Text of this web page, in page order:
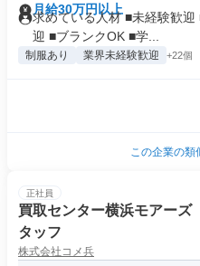
月給30万円以上
求めている人材 ■未経験歓
迎 ■ブランクOK ■学...
制服あり 業界未経験歓迎 +22個
この企業の類
正社員
買取センター横浜モアー
タッフ
株式会社コメ兵